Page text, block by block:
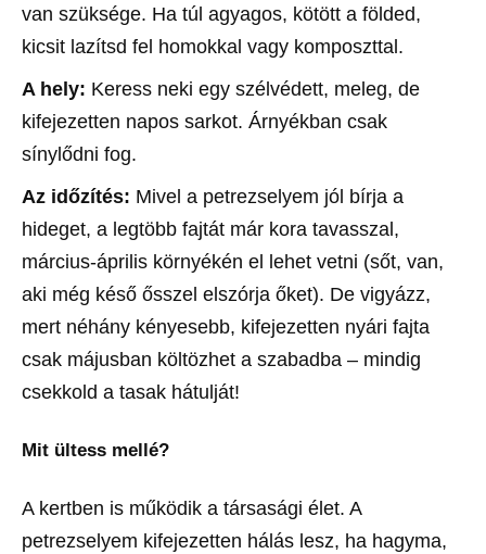
van szüksége. Ha túl agyagos, kötött a földed,
kicsit lazítsd fel homokkal vagy komposzttal.
A hely: Keress neki egy szélvédett, meleg, de
kifejezetten napos sarkot. Árnyékban csak
sínylődni fog.
Az időzítés: Mivel a petrezselyem jól bírja a
hideget, a legtöbb fajtát már kora tavasszal,
március-április környékén el lehet vetni (sőt, van,
aki még késő ősszel elszórja őket). De vigyázz,
mert néhány kényesebb, kifejezetten nyári fajta
csak májusban költözhet a szabadba – mindig
csekkold a tasak hátulját!
Mit ültess mellé?
A kertben is működik a társasági élet. A
petrezselyem kifejezetten hálás lesz, ha hagyma,